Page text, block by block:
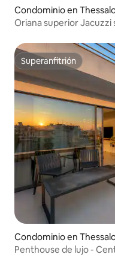
Condominio en
Oriana superior Jacuzzi
Superanfitrión
Superanfitrión
Condominio en
Penthouse de lujo -